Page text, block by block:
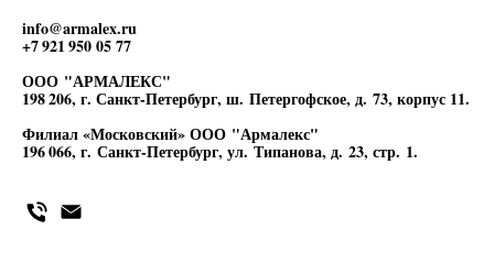
info@armalex.ru
+7 921 950 05 77
ООО "АРМАЛЕКС"
198 206, г. Санкт-Петербург, ш. Петергофское, д. 73, корпус 11.
Филиал «Московский» ООО "Армалекс"
196 066, г. Санкт-Петербург, ул. Типанова, д. 23, стр. 1.